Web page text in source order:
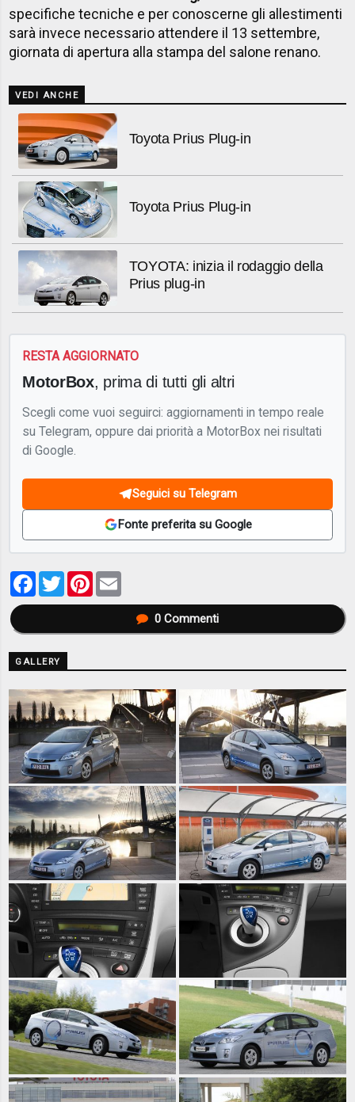
specifiche tecniche e per conoscerne gli allestimenti
sarà invece necessario attendere il 13 settembre,
giornata di apertura alla stampa del salone renano.
VEDI ANCHE
Toyota Prius Plug-in
Toyota Prius Plug-in
TOYOTA: inizia il rodaggio della
Prius plug-in
RESTA AGGIORNATO
MotorBox, prima di tutti gli altri
Scegli come vuoi seguirci: aggiornamenti in tempo reale
su Telegram, oppure dai priorità a MotorBox nei risultati
di Google.
Seguici su Telegram
Fonte preferita su Google
Facebook
TwitterPinterest
0Commenti
GALLERY